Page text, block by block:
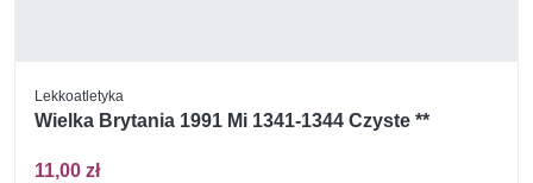
Lekkoatletyka
Wielka Brytania 1991 Mi 1341-1344 Czyste **
11,00 zł